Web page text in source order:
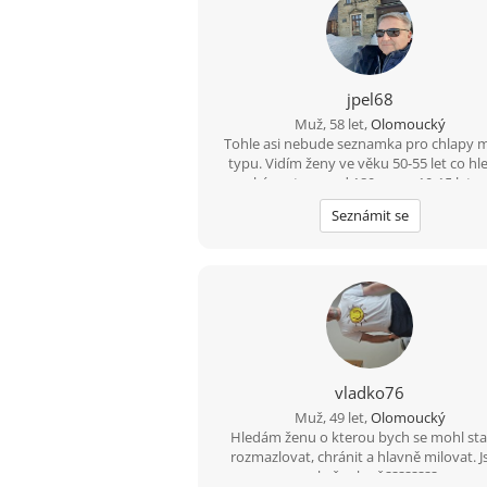
jpel68
Muž, 58 let,Olomoucký
Tohle asi nebude seznamka pro chlapy
typu. Vidím ženy ve věku 50-55 let co
vysoké partnery od 180cma o 10-15 let
než jsou samy. Připadá mi to, že
portálu je v situaci realitního agenta co
krajského města. Přeji hodně štěstí ....
neplatí pro všechny, jsou zde i
výjimky...????
Seznámit se
vladko76
Muž, 49 let,Olomoucký
Hledám ženu o kterou bych se mohl
rozmazlovat, chránit a hlavně milovat.
pekař cukrař ????????